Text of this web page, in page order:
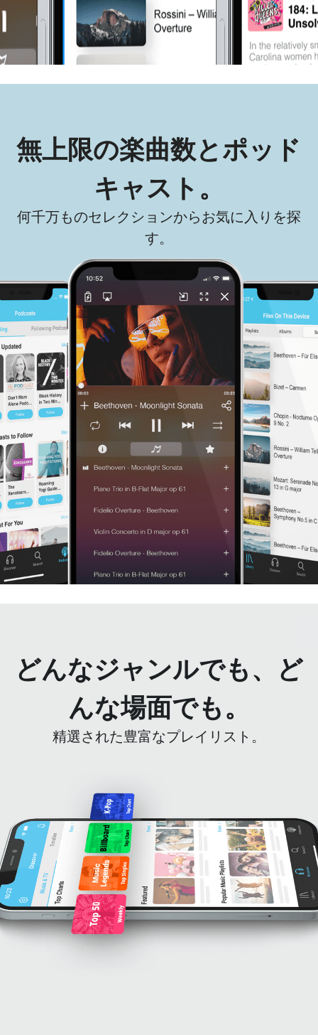
無上限の楽曲数とポッド
キャスト。
何千万ものセレクションからお気に入りを探
す。
どんなジャンルでも、ど
んな場面でも。
精選された豊富なプレイリスト。
ChatVideo
ChatPDF
FindPlugin